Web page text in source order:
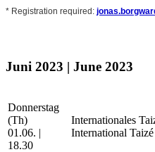
* Registration required:
Juni 2023 | June 2023
Donnerstag
(Th)
01.06. |
18.30
Internationales
International